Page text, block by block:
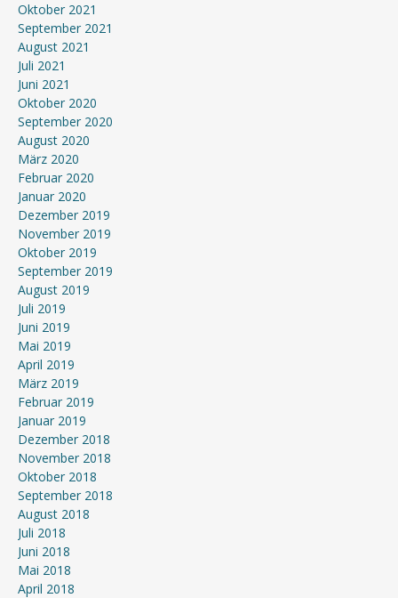
Oktober 2021
September 2021
August 2021
Juli 2021
Juni 2021
Oktober 2020
September 2020
August 2020
März 2020
Februar 2020
Januar 2020
Dezember 2019
November 2019
Oktober 2019
September 2019
August 2019
Juli 2019
Juni 2019
Mai 2019
April 2019
März 2019
Februar 2019
Januar 2019
Dezember 2018
November 2018
Oktober 2018
September 2018
August 2018
Juli 2018
Juni 2018
Mai 2018
April 2018